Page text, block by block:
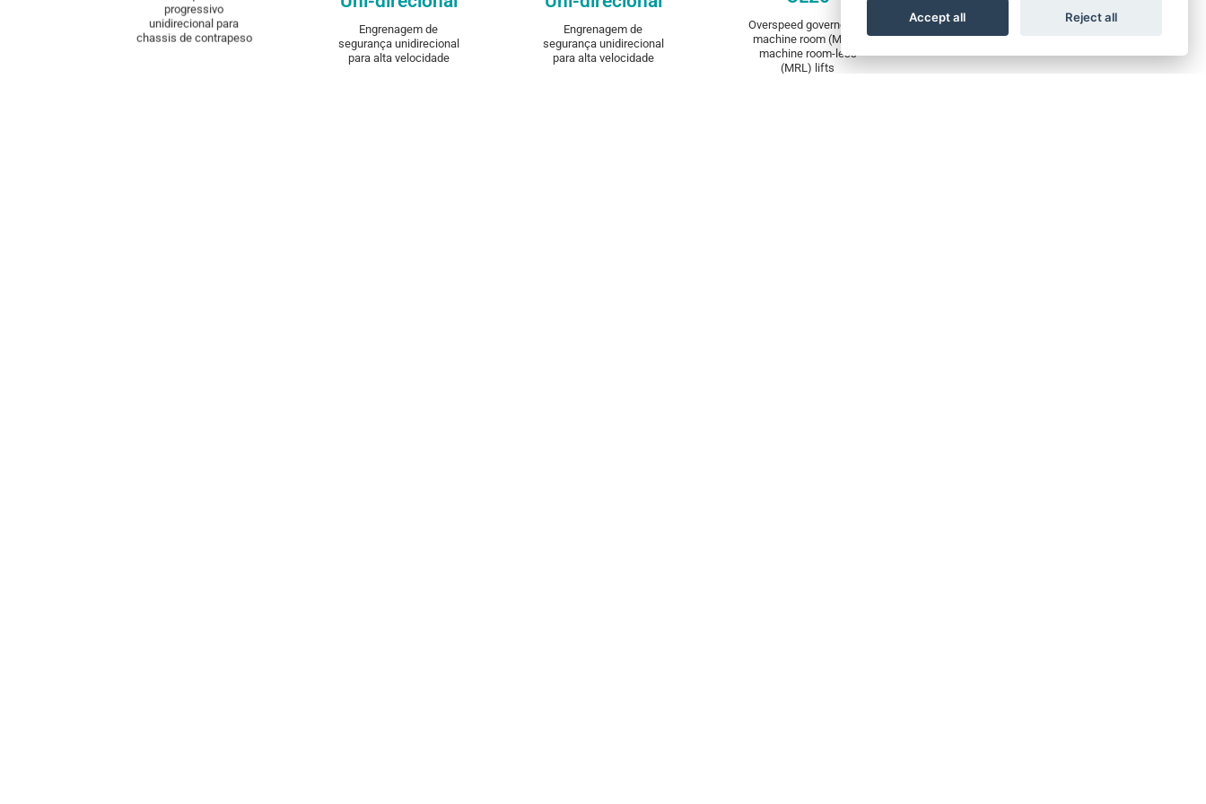
progressivo
unidirecional para
chassis de contrapeso
Engrenagem de
segurança unidirecional
para alta velocidade
Engrenagem de
segurança unidirecional
para alta velocidade
Overspeed governor for
machine room (MR) &
machine room-less
(MRL) lifts
DISCOVER Accept all Reject all